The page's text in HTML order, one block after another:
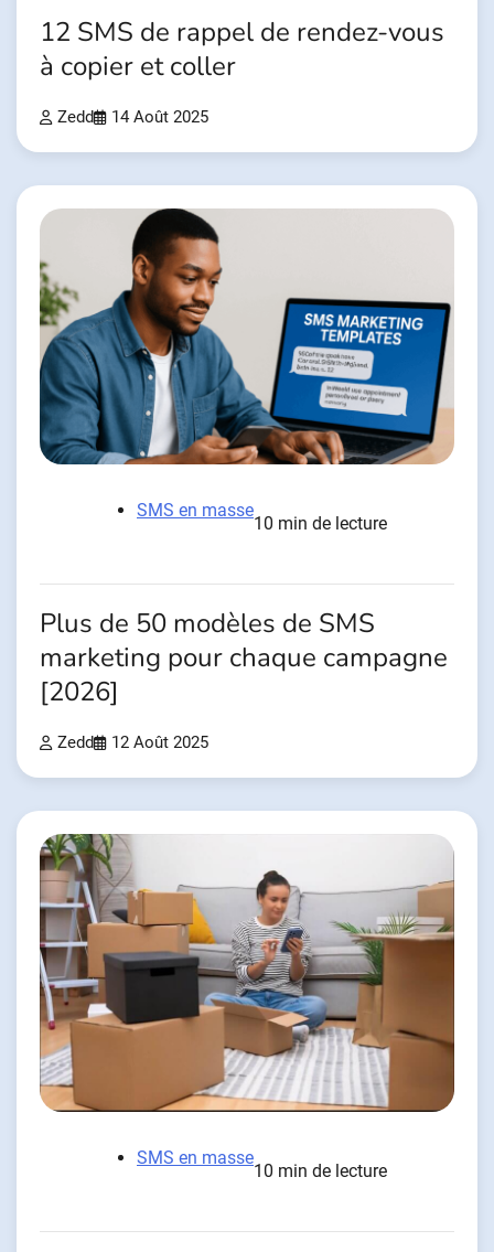
12 SMS de rappel de rendez-vous
à copier et coller
Zedd 14 Août 2025
SMS en masse
10 min de lecture
Plus de 50 modèles de SMS
marketing pour chaque campagne
[2026]
Zedd 12 Août 2025
SMS en masse
10 min de lecture